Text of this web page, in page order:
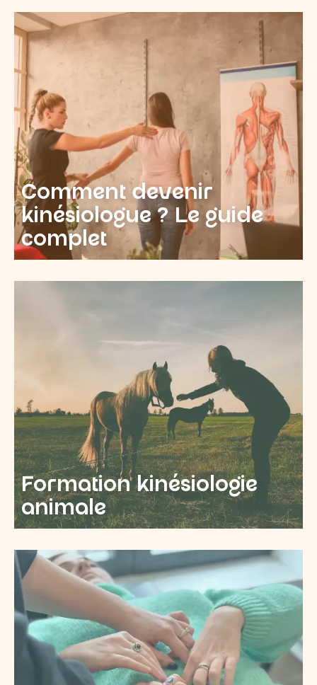
Comment devenir
kinésiologue ? Le guide
complet
Formation kinésiologie
animale